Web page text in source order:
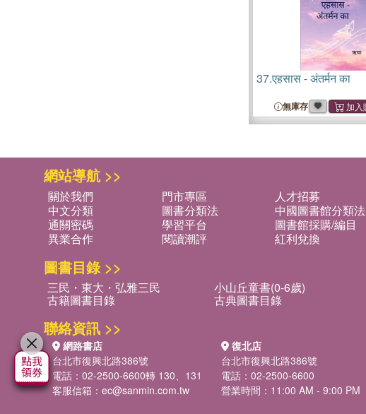
37.एहसास - अंतर्मन का
無庫存
網站導航 >>
關於我們 門市專區 人才招募
中文分類
圖書分類法 中國圖書館分類法
通關密碼
學習平台 圖書館採購/編目
異業合作
閱讀潮評 紅利兌換
圖書目錄 >>
三民・東大・弘雅三民 小山丘童書(0-6歲)
古籍圖書目錄 古典圖書目錄
聯絡資訊 >>
網路書店
台北市復興北路386號
電話：02-2500-6600轉 130、131
客服信箱： ec@sanmin.com.tw
復北店
台北市復興北路386號
電話：02-2500-6600
營業時間：11:00 AM - 9:00 PM